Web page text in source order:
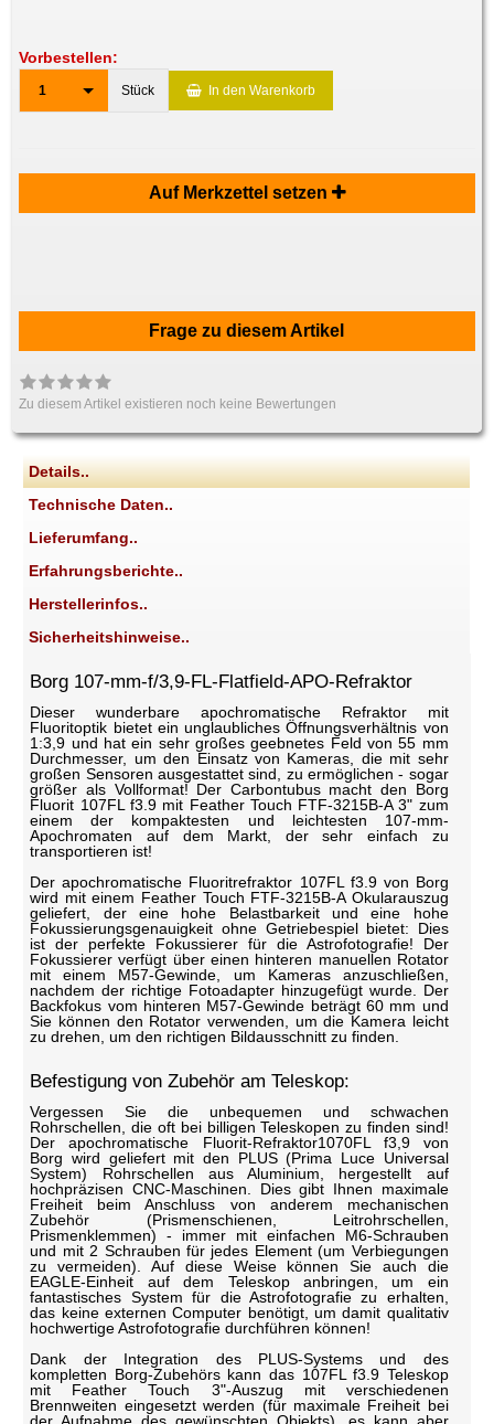
Vorbestellen:
1 Stück In den Warenkorb
Auf Merkzettel setzen
Frage zu diesem Artikel
Zu diesem Artikel existieren noch keine Bewertungen
Details..
Technische Daten..
Lieferumfang..
Erfahrungsberichte..
Herstellerinfos..
Sicherheitshinweise..
Borg 107-mm-f/3,9-FL-Flatfield-APO-Refraktor
Dieser wunderbare apochromatische Refraktor mit
Fluoritoptik bietet ein unglaubliches Öffnungsverhältnis von
1:3,9 und hat ein sehr großes geebnetes Feld von 55 mm
Durchmesser, um den Einsatz von Kameras, die mit sehr
großen Sensoren ausgestattet sind, zu ermöglichen - sogar
größer als Vollformat! Der Carbontubus macht den Borg
Fluorit 107FL f3.9 mit Feather Touch FTF-3215B-A 3" zum
einem der kompaktesten und leichtesten 107-mm-
Apochromaten auf dem Markt, der sehr einfach zu
transportieren ist!
Der apochromatische Fluoritrefraktor 107FL f3.9 von Borg
wird mit einem Feather Touch FTF-3215B-A Okularauszug
geliefert, der eine hohe Belastbarkeit und eine hohe
Fokussierungsgenauigkeit ohne Getriebespiel bietet: Dies
ist der perfekte Fokussierer für die Astrofotografie! Der
Fokussierer verfügt über einen hinteren manuellen Rotator
mit einem M57-Gewinde, um Kameras anzuschließen,
nachdem der richtige Fotoadapter hinzugefügt wurde. Der
Backfokus vom hinteren M57-Gewinde beträgt 60 mm und
Sie können den Rotator verwenden, um die Kamera leicht
zu drehen, um den richtigen Bildausschnitt zu finden.
Befestigung von Zubehör am Teleskop:
Vergessen Sie die unbequemen und schwachen
Rohrschellen, die oft bei billigen Teleskopen zu finden sind!
Der apochromatische Fluorit-Refraktor1070FL f3,9 von
Borg wird geliefert mit den PLUS (Prima Luce Universal
System) Rohrschellen aus Aluminium, hergestellt auf
hochpräzisen CNC-Maschinen. Dies gibt Ihnen maximale
Freiheit beim Anschluss von anderem mechanischen
Zubehör (Prismenschienen, Leitrohrschellen,
Prismenklemmen) - immer mit einfachen M6-Schrauben
und mit 2 Schrauben für jedes Element (um Verbiegungen
zu vermeiden). Auf diese Weise können Sie auch die
EAGLE-Einheit auf dem Teleskop anbringen, um ein
fantastisches System für die Astrofotografie zu erhalten,
das keine externen Computer benötigt, um damit qualitativ
hochwertige Astrofotografie durchführen können!
Dank der Integration des PLUS-Systems und des
kompletten Borg-Zubehörs kann das 107FL f3.9 Teleskop
mit Feather Touch 3"-Auszug mit verschiedenen
Brennweiten eingesetzt werden (für maximale Freiheit bei